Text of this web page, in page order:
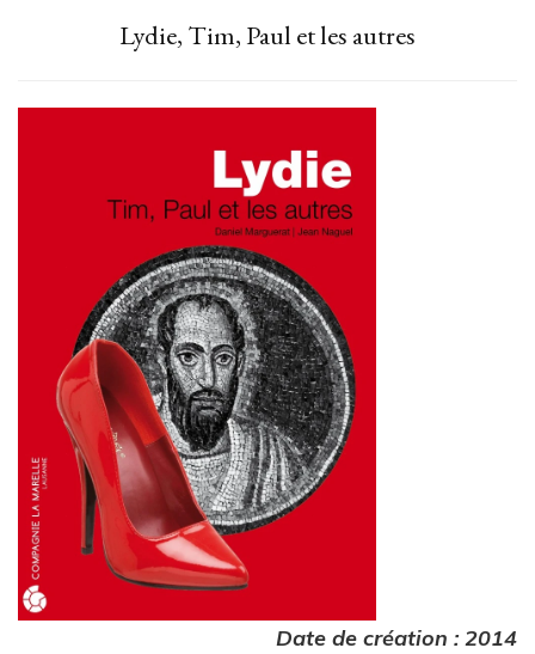
Lydie, Tim, Paul et les autres
Date de création : 2014